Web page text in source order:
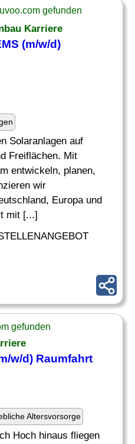
gefunden
Karriere
(m/w/d)
Solaranlagen auf
Freiflächen. Mit
entwickeln, planen,
wir
Europa und
mit [...]
gefunden
w/d) Raumfahrt
Altersvorsorge
Hoch hinaus fliegen